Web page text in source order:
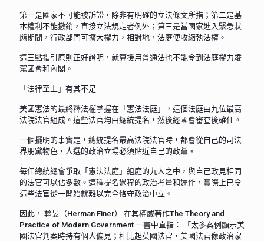
第一是國家不可能被訴訟，除非有明確的立法條文所指；第二是基
本權利不能撤銷，直接立法規定者例外；第三是當國家進入緊急狀
態期間，行政部門可擴大權力，相對地，法庭便收縮執法權。
這三點指引原則正好證明，就算援用普通法也不能令到法庭權力凌
駕國會和內閣。
「法律至上」有其不足
美國憲法的最終釋法權掌握在「憲法法庭」，這個法庭由九位最高
法院法官組成。這些法官均由總統提名，然後經國會審查後確任。
一個擺明的事實是，總統提名最高法院法官時，都會從自己的司法
界朋黨物色，人選的政治立場必須貼近自己的政黨。
每任總統總會爭取「憲法法庭」組庭的九人之中，與自己政見相同
的法官可以佔多數。這種提名過程的政治考量和運作，實際上已令
這些法官從一開始就難以完全恪守政治中立。
因此， 翰旻（Herman Finer） 在其權威著作The Theory and
Practice of Modern Government 一書中直指： 「太多案例顯示美
國法官判案時持有個人偏見；相比起英國法官，美國法官像政治家